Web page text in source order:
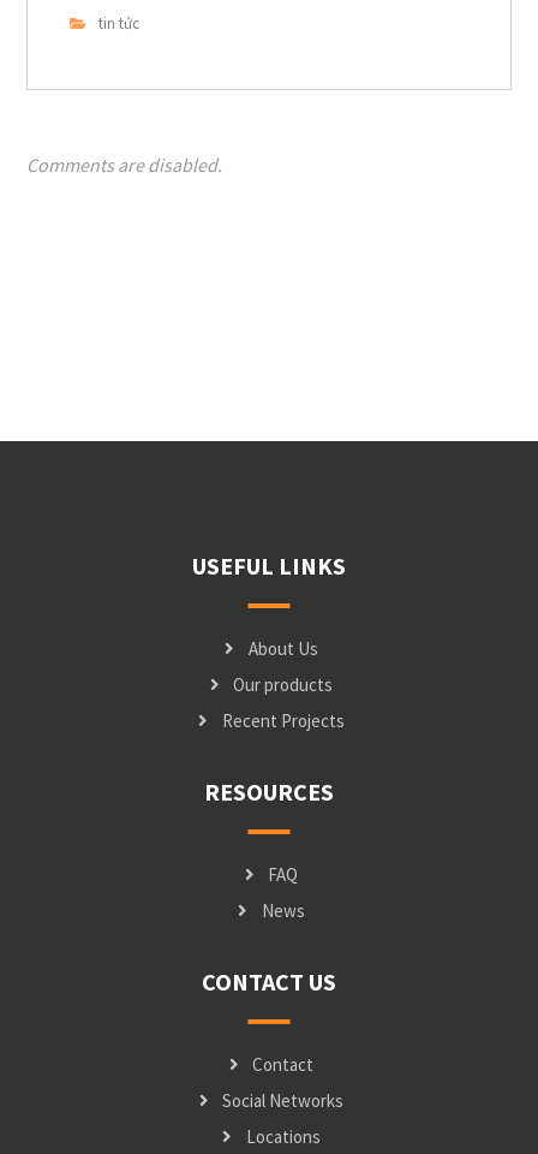
tin tức
Comments are disabled.
USEFUL LINKS
About Us
Our products
Recent Projects
RESOURCES
FAQ
News
CONTACT US
Contact
Social Networks
Locations